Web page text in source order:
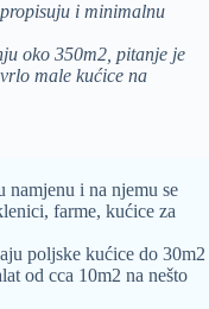
i minimalnu
oko 350m2, pitanje je
male kućice na
i na njemu se
farme, kućice za
poljske kućice do 30m2
od cca 10m2 na nešto